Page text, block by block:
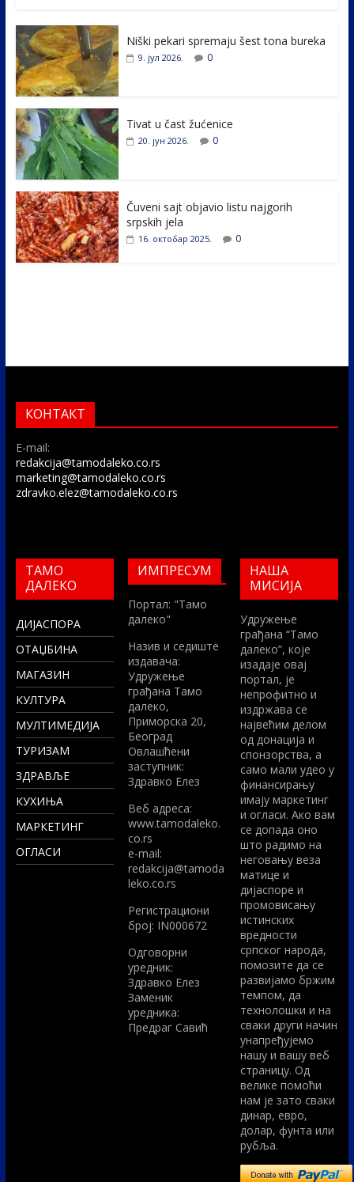
e
b
o
o
k
itt
er e
er
e
Niški pekari spremaju šest tona bureka
9. јул 2026. 0
Tivat u čast žućenice
20. јун 2026. 0
Čuveni sajt objavio listu najgorih
srpskih jela
16. октобар 2025. 0
КОНТАКТ
E-mail:
redakcija@tamodaleko.co.rs
marketing@tamodaleko.co.rs
zdravko.elez@tamodaleko.co.rs
ТАМО
ДАЛЕКО
ДИЈАСПОРА
ОТАЏБИНА
МАГАЗИН
КУЛТУРА
МУЛТИМЕДИЈА
ТУРИЗАМ
ЗДРАВЉЕ
КУХИЊА
МАРКЕТИНГ
ОГЛАСИ
ИМПРЕСУМ
Портал: "Тамо
далеко"
Назив и седиште
издавача:
Удружење
грађана Тамо
далеко,
Приморска 20,
Београд
Овлашћени
заступник:
Здравко Елез
Вeб адреса:
www.tamodaleko.
co.rs
e-mail:
redakcija@tamoda
leko.co.rs
Регистрациони
број: IN000672
Одговорни
уредник:
Здравко Елез
Заменик
уредника:
Предраг Савић
НАША
МИСИЈА
Удружење
грађана “Тамо
далеко”, које
изадаје овај
портал, је
непрофитно и
издржава се
највећим делом
од донација и
спонзорства, а
само мали удео у
финансирању
имају маркетинг
и огласи. Ако вам
се допада оно
што радимо на
неговању веза
матице и
дијаспоре и
промовисању
истинских
вредности
српског народа,
помозите да се
развијамо бржим
темпом, да
технолошки и на
сваки други начин
унапређујемо
нашу и вашу веб
страницу. Од
велике помоћи
нам је зато сваки
динар, евро,
долар, фунта или
рубља.